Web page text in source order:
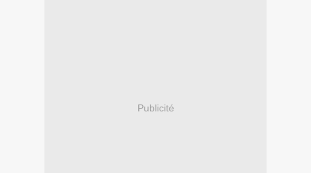
Publicité